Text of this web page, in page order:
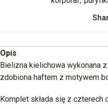
Opis
Bielizna kielichowa wykonana
zdobiona haftem z motywem
Komplet składa się z czterech